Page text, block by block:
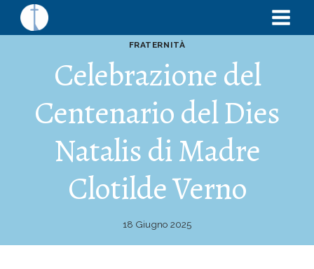
FRATERNITÀ
Celebrazione del
Centenario del Dies
Natalis di Madre
Clotilde Verno
18 Giugno 2025